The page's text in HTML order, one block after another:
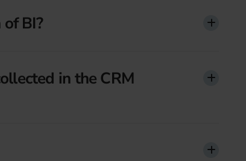
BI?
in the CRM